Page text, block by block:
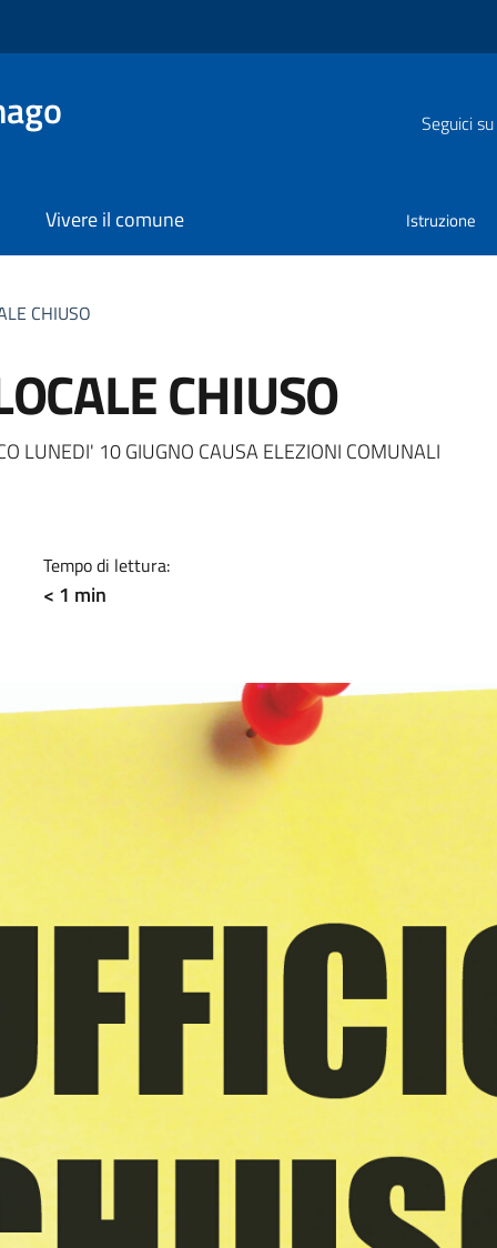
Seguici su
Vivere il comune Istruzione
CHIUSO
CHIUSO
LUNEDI' 10 GIUGNO CAUSA ELEZIONI COMUNALI
Tempo di lettura:
< 1 min